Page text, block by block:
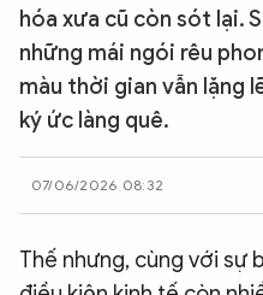
XÃ HỘI
PHÁP LUẬT
CÔNG NGHỆ
QUỐC TẾ
hóa xưa cũ còn sót lại.
những mái ngói rêu
màu thời gian vẫn lặng
ký ức làng quê.
07/06/2026 08:32
Thế nhưng, cùng với sự